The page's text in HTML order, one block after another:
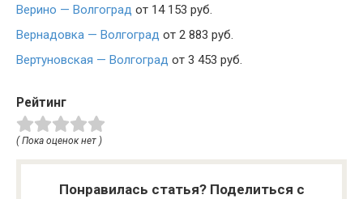
Верино — Волгоград от 14 153 руб.
Вернадовка — Волгоград от 2 883 руб.
Вертуновская — Волгоград от 3 453 руб.
Рейтинг
( Пока оценок нет )
Понравилась статья? Поделиться с